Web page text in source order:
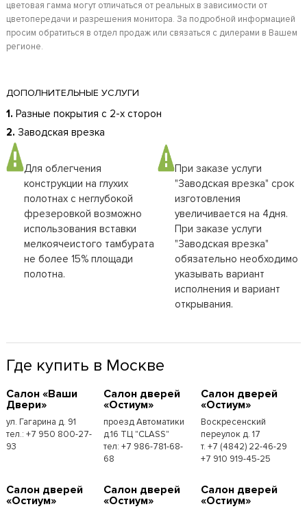
цветовая гамма могут отличаться от реальных в зависимости от
цветопередачи и разрешения монитора. За подробной информацией
просим обратиться в отдел продаж или связаться с дилерами в Вашем
регионе.
ДОПОЛНИТЕЛЬНЫЕ УСЛУГИ
1. Разные покрытия с 2-х сторон
2. Заводская врезка
Для облегчения
конструкции на глухих
полотнах с неглубокой
фрезеровкой возможно
использования вставки
мелкоячеистого тамбурата
не более 15% площади
полотна.
При заказе услуги
"Заводская врезка" срок
изготовления
увеличивается на 4дня.
При заказе услуги
"Заводская врезка"
обязательно необходимо
указывать вариант
исполнения и вариант
открывания.
Где купить в Москве
Cалон «Ваши
Двери»
ул. Гагарина д. 91
тел.: +7 950 800-27-
93
Cалон дверей
«Остиум»
проезд Автоматики
д.16 ТЦ "CLASS"
тел: +7 986-781-68-
68
Cалон дверей
«Остиум»
Воскресенский
переулок д. 17
т. +7 (4842) 22-46-29
+7 910 919-45-25
Cалон дверей
«Остиум»
Cалон дверей
«Остиум»
Cалон дверей
«Остиум»